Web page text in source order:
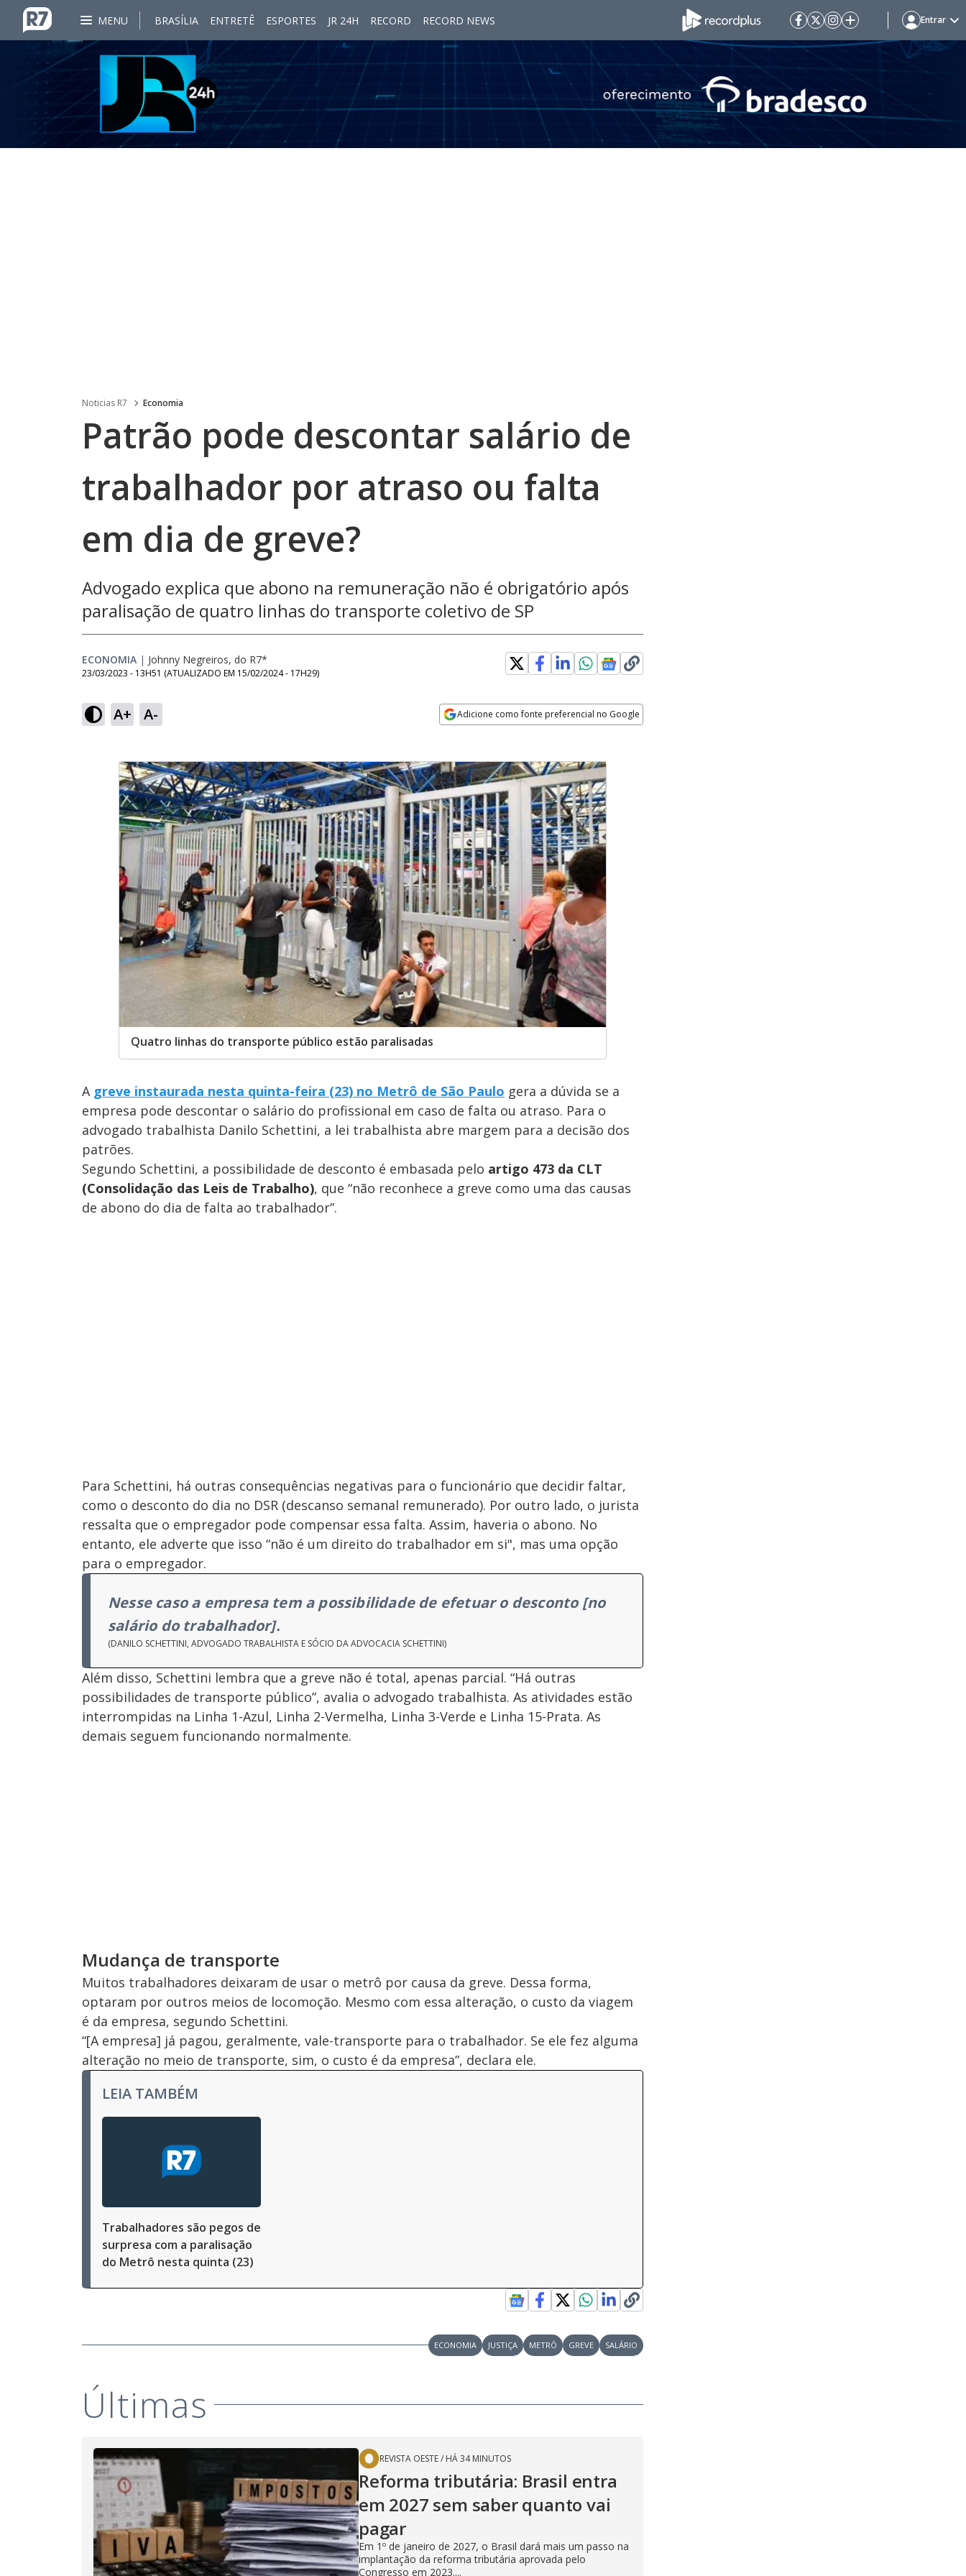
MENU BRASÍLIA ENTRETÊ ESPORTES JR 24H RECORD RECORD NEWS Entrar
Noticias R7 Economia
Patrão pode descontar salário de
trabalhador por atraso ou falta
em dia de greve?
Advogado explica que abono na remuneração não é obrigatório após
paralisação de quatro linhas do transporte coletivo de SP
ECONOMIA | Johnny Negreiros, do R7*
23/03/2023 - 13H51 (ATUALIZADO EM 15/02/2024 - 17H29)
A+ A- Adicione como fonte preferencial no Google
Quatro linhas do transporte público estão paralisadas
A greve instaurada nesta quinta-feira (23) no Metrô de São Paulo gera a dúvida se a
empresa pode descontar o salário do profissional em caso de falta ou atraso. Para o
advogado trabalhista Danilo Schettini, a lei trabalhista abre margem para a decisão dos
patrões.
Segundo Schettini, a possibilidade de desconto é embasada pelo artigo 473 da CLT
(Consolidação das Leis de Trabalho), que “não reconhece a greve como uma das causas
de abono do dia de falta ao trabalhador”.
Para Schettini, há outras consequências negativas para o funcionário que decidir faltar,
como o desconto do dia no DSR (descanso semanal remunerado). Por outro lado, o jurista
ressalta que o empregador pode compensar essa falta. Assim, haveria o abono. No
entanto, ele adverte que isso “não é um direito do trabalhador em si", mas uma opção
para o empregador.
Nesse caso a empresa tem a possibilidade de efetuar o desconto [no
salário do trabalhador].
(DANILO SCHETTINI, ADVOGADO TRABALHISTA E SÓCIO DA ADVOCACIA SCHETTINI)
Além disso, Schettini lembra que a greve não é total, apenas parcial. “Há outras
possibilidades de transporte público”, avalia o advogado trabalhista. As atividades estão
interrompidas na Linha 1-Azul, Linha 2-Vermelha, Linha 3-Verde e Linha 15-Prata. As
demais seguem funcionando normalmente.
Mudança de transporte
Muitos trabalhadores deixaram de usar o metrô por causa da greve. Dessa forma,
optaram por outros meios de locomoção. Mesmo com essa alteração, o custo da viagem
é da empresa, segundo Schettini.
“[A empresa] já pagou, geralmente, vale-transporte para o trabalhador. Se ele fez alguma
alteração no meio de transporte, sim, o custo é da empresa”, declara ele.
LEIA TAMBÉM
Trabalhadores são pegos de
surpresa com a paralisação
do Metrô nesta quinta (23)
ECONOMIA JUSTIÇA METRÔ GREVE SALÁRIO
Últimas
REVISTA OESTE/ HÁ 34 MINUTOS
Reforma tributária: Brasil entra
em 2027 sem saber quanto vai
pagar
Em 1º de janeiro de 2027, o Brasil dará mais um passo na
implantação da reforma tributária aprovada pelo
Congresso em 2023....